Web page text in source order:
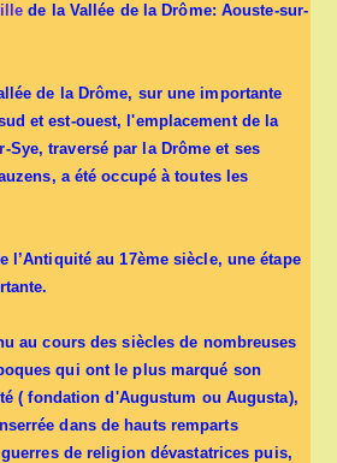
de la Vallée de la Drôme: Aouste-sur-
de la Drôme, sur une importante
et est-ouest, l'emplacement de la
Sye, traversé par la Drôme et ses
a été occupé à toutes les
l’Antiquité au 17ème siècle, une étape
au cours des siècles de nombreuses
qui ont le plus marqué son
( fondation d'Augustum ou Augusta),
dans de hauts remparts
de religion dévastatrices puis,